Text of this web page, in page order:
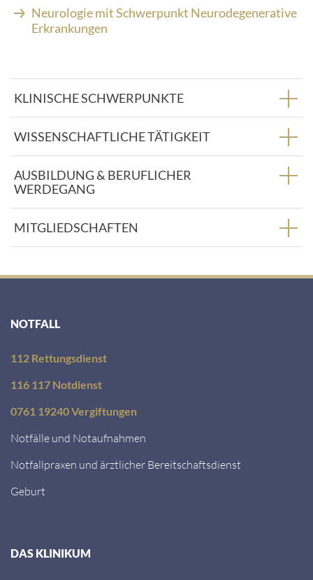
A
d
s
s
e
:
Neurologie mit Schwerpunkt Neurodegenerative
Erkrankungen
KLINISCHE SCHWERPUNKTE
WISSENSCHAFTLICHE TÄTIGKEIT
AUSBILDUNG & BERUFLICHER
WERDEGANG
MITGLIEDSCHAFTEN
NOTFALL
112 Rettungsdienst
116 117 Notdienst
0761 19240 Vergiftungen
Notfälle und Notaufnahmen
Notfallpraxen und ärztlicher Bereitschaftsdienst
Geburt
DAS KLINIKUM